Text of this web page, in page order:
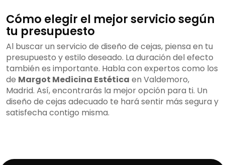
Cómo elegir el mejor servicio según
tu presupuesto
Al buscar un servicio de diseño de cejas, piensa en tu
presupuesto y estilo deseado. La duración del efecto
también es importante. Habla con expertos como los
de Margot Medicina Estética en Valdemoro,
Madrid. Así, encontrarás la mejor opción para ti. Un
diseño de cejas adecuado te hará sentir más segura y
satisfecha contigo misma.